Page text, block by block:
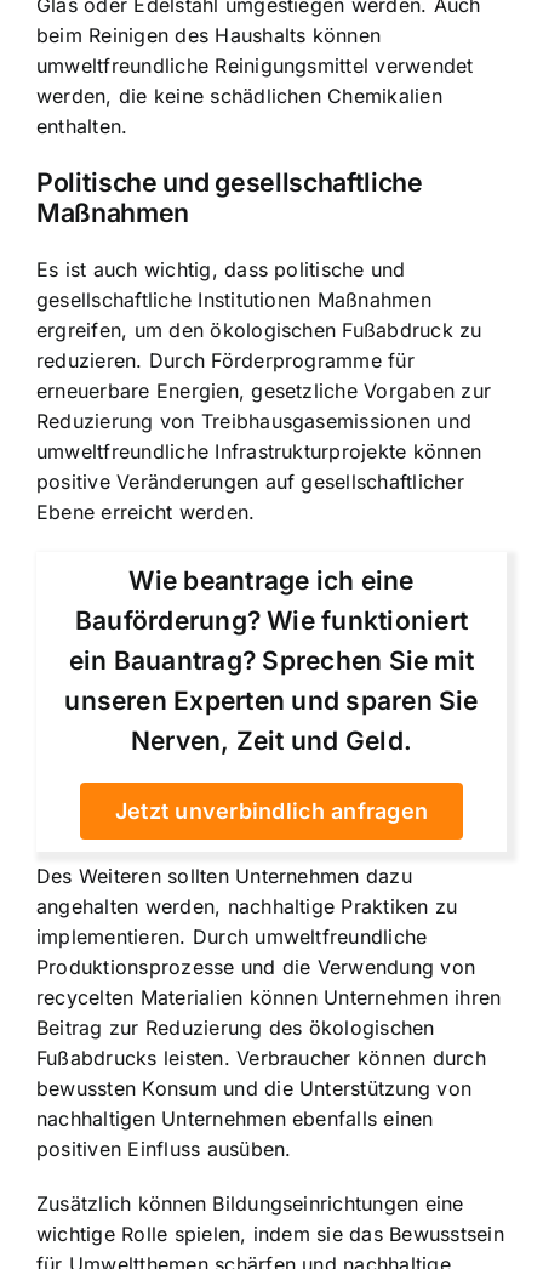
Glas oder Edelstahl umgestiegen werden. Auch
beim Reinigen des Haushalts können
umweltfreundliche Reinigungsmittel verwendet
werden, die keine schädlichen Chemikalien
enthalten.
Politische und gesellschaftliche
Maßnahmen
Es ist auch wichtig, dass politische und
gesellschaftliche Institutionen Maßnahmen
ergreifen, um den ökologischen Fußabdruck zu
reduzieren. Durch Förderprogramme für
erneuerbare Energien, gesetzliche Vorgaben zur
Reduzierung von Treibhausgasemissionen und
umweltfreundliche Infrastrukturprojekte können
positive Veränderungen auf gesellschaftlicher
Ebene erreicht werden.
Wie beantrage ich eine
Bauförderung? Wie funktioniert
ein Bauantrag? Sprechen Sie mit
unseren Experten und sparen Sie
Nerven, Zeit und Geld.
Jetzt unverbindlich anfragen
Des Weiteren sollten Unternehmen dazu
angehalten werden, nachhaltige Praktiken zu
implementieren. Durch umweltfreundliche
Produktionsprozesse und die Verwendung von
recycelten Materialien können Unternehmen ihren
Beitrag zur Reduzierung des ökologischen
Fußabdrucks leisten. Verbraucher können durch
bewussten Konsum und die Unterstützung von
nachhaltigen Unternehmen ebenfalls einen
positiven Einfluss ausüben.
Zusätzlich können Bildungseinrichtungen eine
wichtige Rolle spielen, indem sie das Bewusstsein